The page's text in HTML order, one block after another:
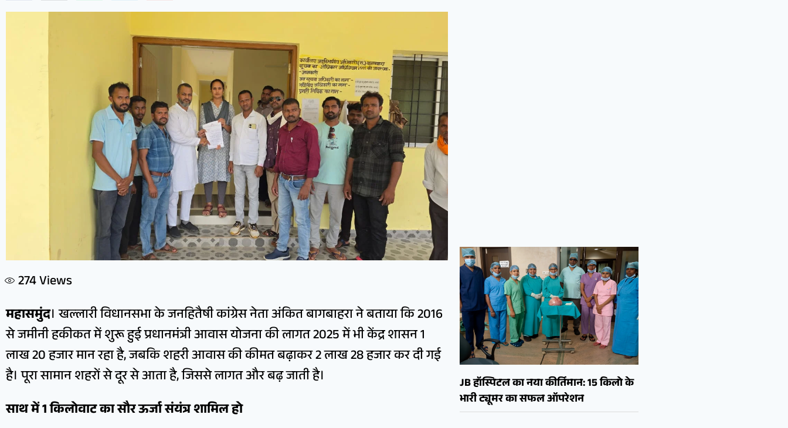
274Views
महासमुंद। खल्लारी विधानसभा के जनहितैषी कांग्रेस नेता अंकित बागबाहरा ने बताया कि 2016
से जमीनी हकीकत में शुरू हुई प्रधानमंत्री आवास योजना की लागत 2025 में भी केंद्र शासन 1
लाख 20 हजार मान रहा है, जबकि शहरी आवास की कीमत बढ़ाकर 2 लाख 28 हजार कर दी गई
है। पूरा सामान शहरों से दूर से आता है, जिससे लागत और बढ़ जाती है।
साथ में 1 किलोवाट का सौर ऊर्जा संयंत्र शामिल हो
JB हॉस्पिटल का नया कीर्तिमान: 15 किलो के
भारी ट्यूमर का सफल ऑपरेशन